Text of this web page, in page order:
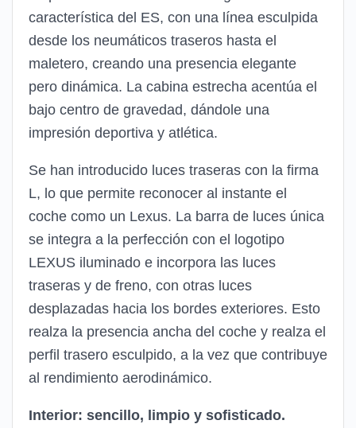
característica del ES, con una línea esculpida
desde los neumáticos traseros hasta el
maletero, creando una presencia elegante
pero dinámica. La cabina estrecha acentúa el
bajo centro de gravedad, dándole una
impresión deportiva y atlética.
Se han introducido luces traseras con la firma
L, lo que permite reconocer al instante el
coche como un Lexus. La barra de luces única
se integra a la perfección con el logotipo
LEXUS iluminado e incorpora las luces
traseras y de freno, con otras luces
desplazadas hacia los bordes exteriores. Esto
realza la presencia ancha del coche y realza el
perfil trasero esculpido, a la vez que contribuye
al rendimiento aerodinámico.
Interior: sencillo, limpio y sofisticado.